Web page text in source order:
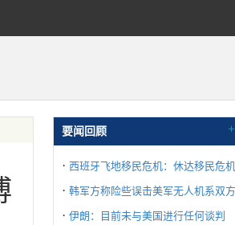
要闻回顾
· 西班牙飞地移民危机：休达移民危机已致
· 韩军方称险些误击美军无人机系双方沟通失
· 伊朗：目前未与美国进行任何谈判